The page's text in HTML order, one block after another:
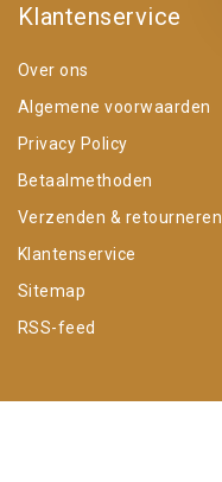
Klantenservice
Over ons
Algemene voorwaarden
Privacy Policy
Betaalmethoden
Verzenden & retourneren
Klantenservice
Sitemap
RSS-feed